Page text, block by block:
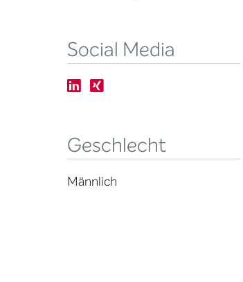
Social Media
Geschlecht
Männlich